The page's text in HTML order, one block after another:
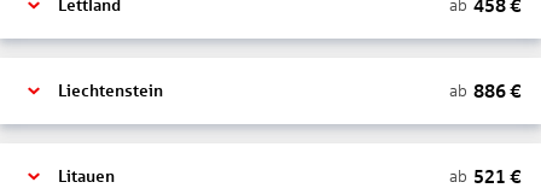
Lettland ab 458€
Liechtenstein ab 886€
Litauen ab 521 €